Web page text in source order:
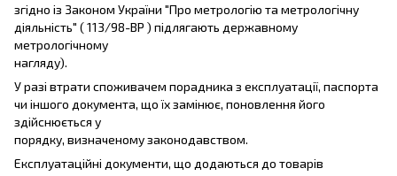
згідно із Законом України "Про метрологію та метрологічну
діяльність" ( 113/98-ВР ) підлягають державному
метрологічному
нагляду).
У разі втрати споживачем порадника з експлуатації, паспорта
чи іншого документа, що їх замінює, поновлення його
здійснюється у
порядку, визначеному законодавством.
Експлуатаційні документи, що додаються до товарів